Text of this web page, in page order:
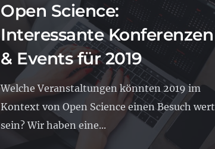
Open Science:
Interessante Konferenzen
& Events für 2019
Welche Veranstaltungen könnten 2019 im
Kontext von Open Science einen Besuch wert
sein? Wir haben eine...